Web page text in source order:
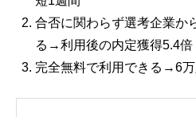
合否に関わらず選考企業か
る→利用後の内定獲得5.4倍
完全無料で利用できる→6